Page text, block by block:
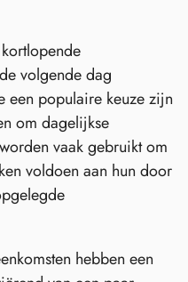
volgende dag
een populaire keuze zijn
om dagelijkse
vaak gebruikt om
voldoen aan hun door
hebben een